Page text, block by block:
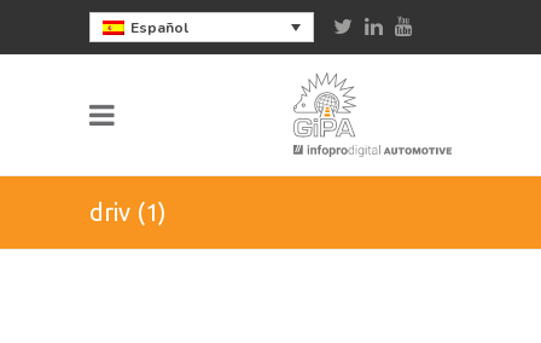
Español
driv (1)